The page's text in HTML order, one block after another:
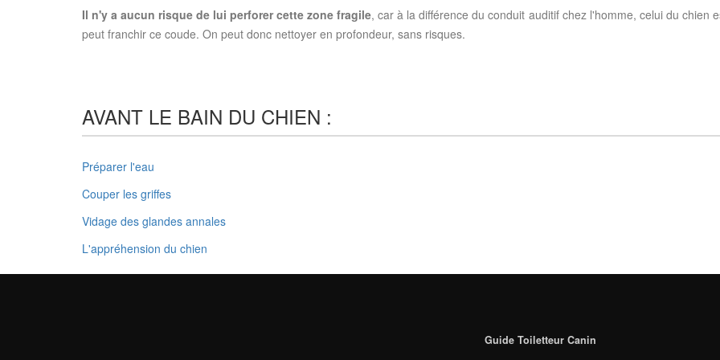
Il n'y a aucun risque de lui perforer cette zone fragile, car à la différence du conduit auditif chez l'homme, celui du chien
peut franchir ce coude. On peut donc nettoyer en profondeur, sans risques.
AVANT LE BAIN DU CHIEN :
Préparer l'eau
Couper les griffes
Vidage des glandes annales
L'appréhension du chien
Guide Toiletteur Canin